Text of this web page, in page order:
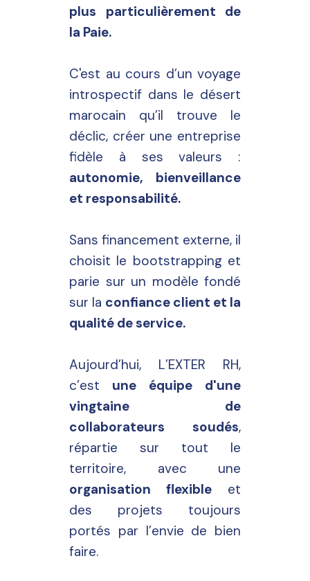
plus particulièrement de
la Paie.
C'est au cours d’un voyage
introspectif dans le désert
marocain qu’il trouve le
déclic, créer une entreprise
fidèle à ses valeurs :
autonomie, bienveillance
et responsabilité.
Sans financement externe, il
choisit le bootstrapping et
parie sur un modèle fondé
sur la confiance client et la
qualité de service.
Aujourd’hui, L’EXTER RH,
c’est une équipe d'une
vingtaine de
collaborateurs soudés,
répartie sur tout le
territoire, avec une
organisation flexible et
des projets toujours
portés par l’envie de bien
faire.